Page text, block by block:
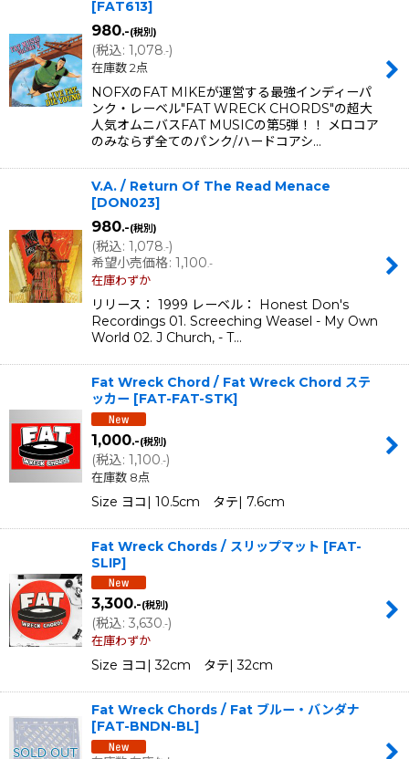
[FAT613]
980.-(税別)
(税込: 1,078.-)
在庫数 2点
NOFXのFAT MIKEが運営する最強インディーパ
ンク・レーベル"FAT WRECK CHORDS"の超大
人気オムニバスFAT MUSICの第5弾！！ メロコア
のみならず全てのパンク/ハードコアシ…
V.A. / Return Of The Read Menace
[DON023]
980.-(税別)
(税込: 1,078.-)
希望小売価格: 1,100.-
在庫わずか
リリース： 1999 レーベル： Honest Don's
Recordings 01. Screeching Weasel - My Own
World 02. J Church, - T…
Fat Wreck Chord / Fat Wreck Chord ステ
ッカー [FAT-FAT-STK]
1,000.-(税別)
(税込: 1,100 .-)
在庫数 8点
Size ヨコ| 10.5cm タテ| 7.6cm
Fat Wreck Chords / スリップマット [FAT-
SLIP]
3,300.-(税別)
(税込: 3,630.-)
在庫わずか
Size ヨコ| 32cm タテ| 32cm
Fat Wreck Chords / Fat ブルー・バンダナ
[FAT-BNDN-BL]